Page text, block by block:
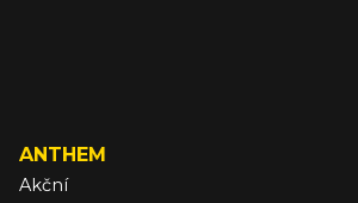
ANTHEM
Akční